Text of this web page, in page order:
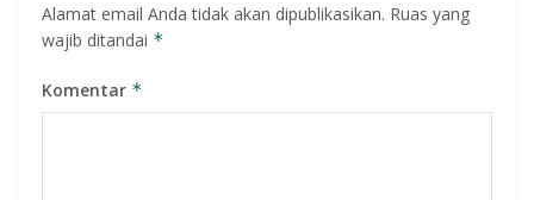
Alamat email Anda tidak akan dipublikasikan. Ruas yang
wajib ditandai *
Komentar *